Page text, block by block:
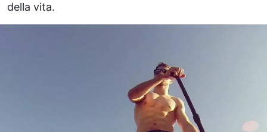
della vita.